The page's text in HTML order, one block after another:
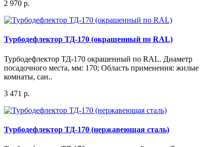
2 970 р.
Турбодефлектор ТД-170 (окрашенный по RAL)
Турбодефлектор ТД-170 окрашенный по RAL. Диаметр
посадочного места, мм: 170; Область применения: жилые
комнаты, сан..
3 471 р.
Турбодефлектор ТД-170 (нержавеющая сталь)